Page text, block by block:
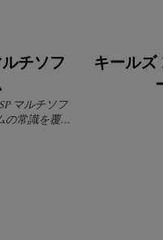
チソフ
マルチソフ
常識を覆す
ンケアもベ
キール